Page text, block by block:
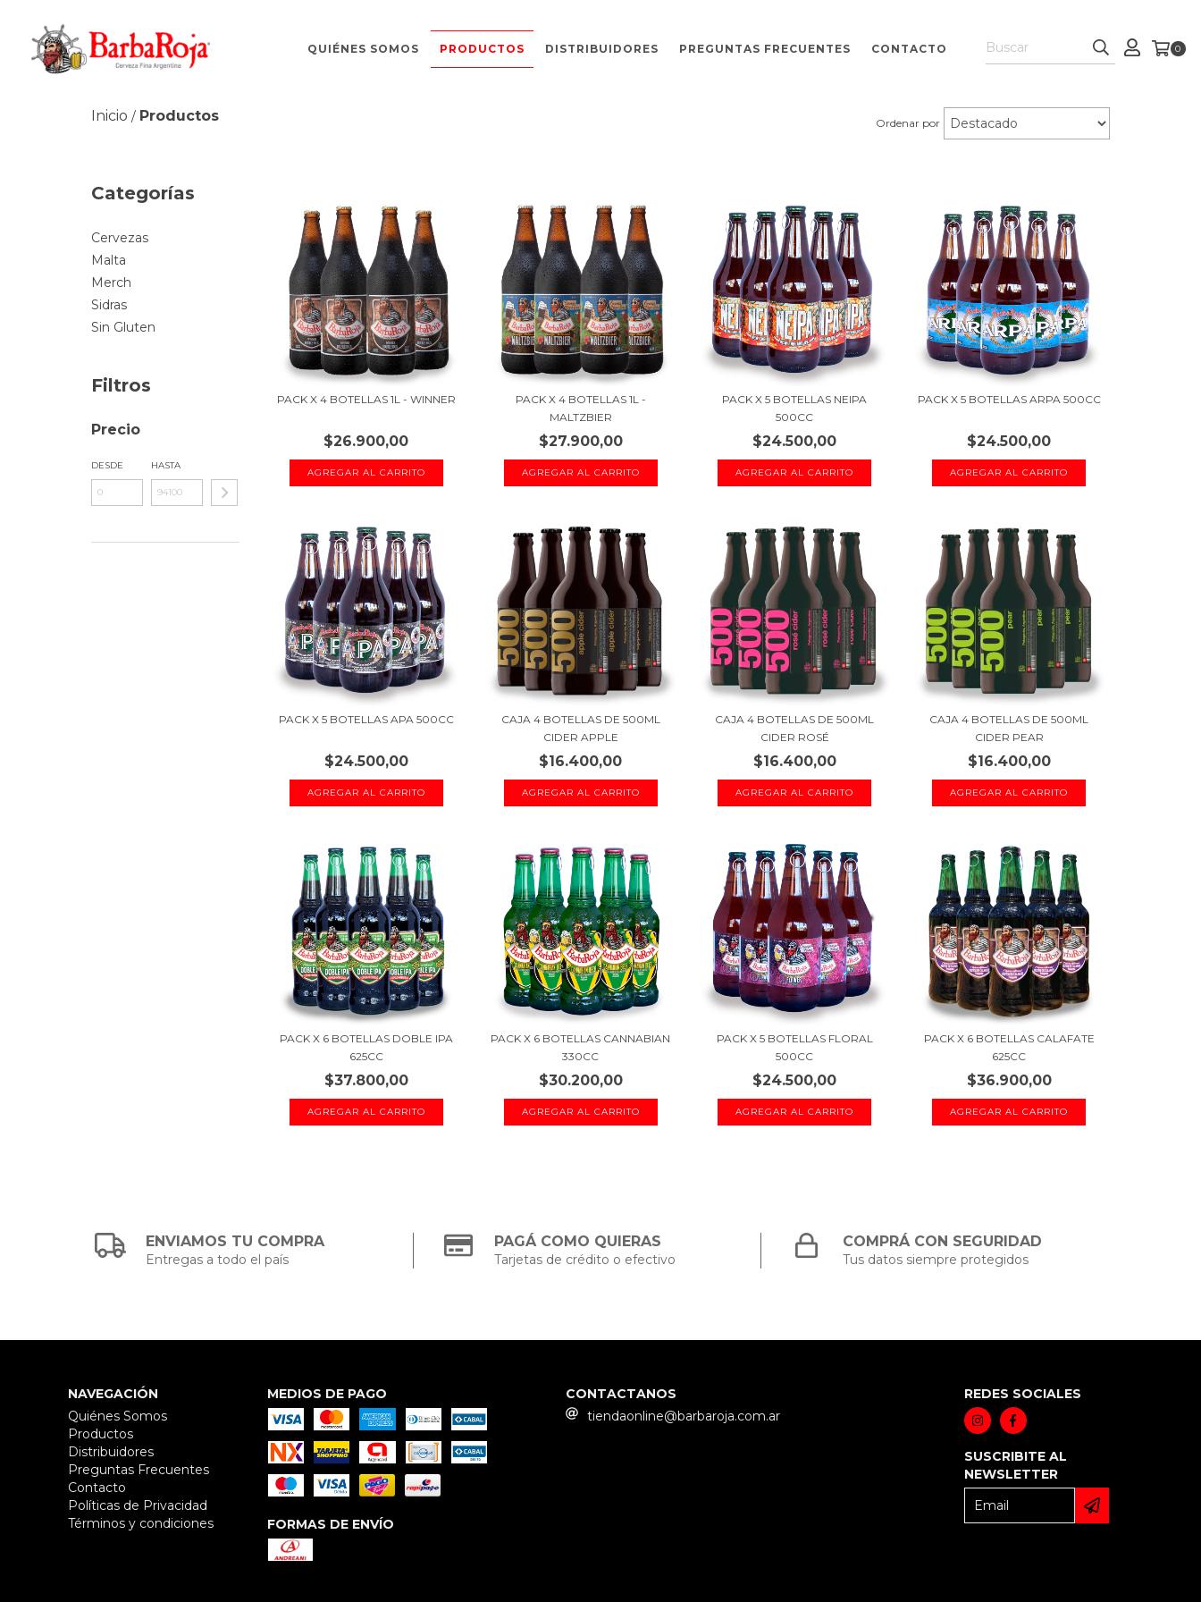
QUIÉNES SOMOS PRODUCTOS DISTRIBUIDORES PREGUNTAS FRECUENTES CONTACTO 0
Inicio / Productos Ordenar por
Categorías
Cervezas
Malta
Merch
Sidras
Sin Gluten
Filtros
Precio
DESDE HASTA
PACK X 4 BOTELLAS 1L - WINNER
$26.900,00
PACK X 4 BOTELLAS 1L -
MALTZBIER
$27.900,00
PACK X 5 BOTELLAS NEIPA
500CC
$24.500,00
PACK X 5 BOTELLAS ARPA 500CC
$24.500,00
PACK X 5 BOTELLAS APA 500CC
$24.500,00
CAJA 4 BOTELLAS DE 500ML
CIDER APPLE
$16.400,00
CAJA 4 BOTELLAS DE 500ML
CIDER ROSÉ
$16.400,00
CAJA 4 BOTELLAS DE 500ML
CIDER PEAR
$16.400,00
PACK X 6 BOTELLAS DOBLE IPA
625CC
$37.800,00
PACK X 6 BOTELLAS CANNABIAN
330CC
$30.200,00
PACK X 5 BOTELLAS FLORAL
500CC
$24.500,00
PACK X 6 BOTELLAS CALAFATE
625CC
$36.900,00
ENVIAMOS TU COMPRA
Entregas a todo el país
PAGÁ COMO QUIERAS
Tarjetas de crédito o efectivo
COMPRÁ CON SEGURIDAD
Tus datos siempre protegidos
NAVEGACIÓN
Quiénes Somos
Productos
Distribuidores
Preguntas Frecuentes
Contacto
Políticas de Privacidad
Términos y condiciones
MEDIOS DE PAGO
FORMAS DE ENVÍO
CONTACTANOS
tiendaonline@barbaroja.com.ar
REDES SOCIALES
SUSCRIBITE AL
NEWSLETTER